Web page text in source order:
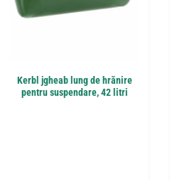
Kerbl jgheab lung de hrănire
pentru suspendare, 42 litri